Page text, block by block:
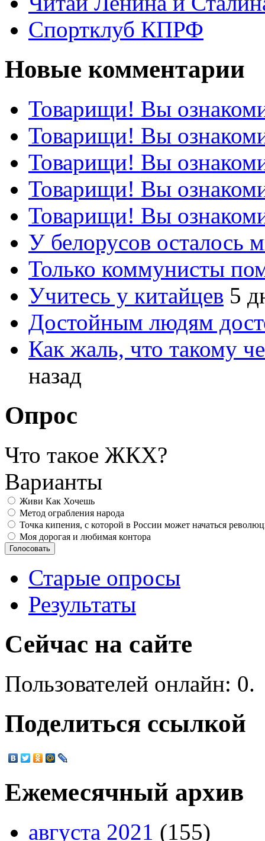
Спортклуб КПРФ
Новые комментарии
Товарищи! Вы
Товарищи! Вы
Товарищи! Вы
Товарищи! Вы
Товарищи! Вы
У белорусов осталось
Только коммунисты
Учитесь у китайцев 5
Достойным людям
Как жаль, что такому
назад
Опрос
Что такое ЖКХ?
Варианты
Живи Как Хочешь
Метод ограбления народа
Точка кипения, с которой в России может начаться
Моя дорогая и любимая контора
Старые опросы
Результаты
Сейчас на сайте
Пользователей онлайн: 0.
Поделиться ссылкой
Ежемесячный архив
августа 2021 (155)